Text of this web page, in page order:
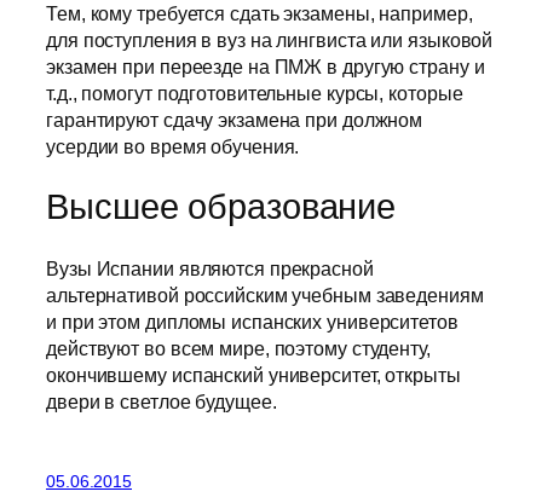
Тем, кому требуется сдать экзамены, например,
для поступления в вуз на лингвиста или языковой
экзамен при переезде на ПМЖ в другую страну и
т.д., помогут подготовительные курсы, которые
гарантируют сдачу экзамена при должном
усердии во время обучения.
Высшее образование
Вузы Испании являются прекрасной
альтернативой российским учебным заведениям
и при этом дипломы испанских университетов
действуют во всем мире, поэтому студенту,
окончившему испанский университет, открыты
двери в светлое будущее.
05.06.2015